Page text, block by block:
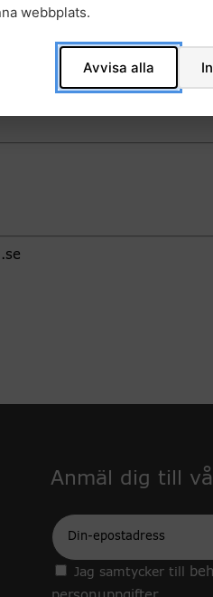
Göteborgs universitet;
Göteborg.
universitetssjukhuset
Anmäl dig till
Epost
Jag samtycker till
webbplats.
Avvisa alla